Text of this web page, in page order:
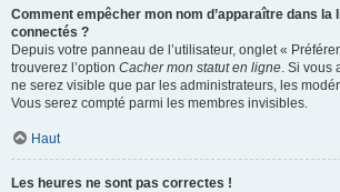
Comment empêcher mon nom d’apparaître dans la
connectés ?
Depuis votre panneau de l’utilisateur, onglet «
trouverez l’option Cacher mon statut en ligne. Si vous
ne serez visible que par les administrateurs, les
Vous serez compté parmi les membres invisibles.
Haut
Les heures ne sont pas correctes !